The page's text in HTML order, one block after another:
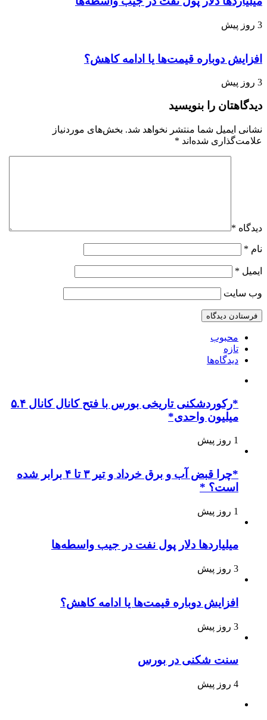
3 روز پیش
افزایش دوباره قیمت‌ها یا ادامه کاهش؟
3 روز پیش
دیدگاهتان را بنویسید
نشانی ایمیل شما منتشر نخواهد شد. بخش‌های موردنیاز
علامت‌گذاری شده‌اند *
دیدگاه *
نام *
ایمیل *
وب‌ سایت
محبوب
تازه
دیدگاه‌ها
*رکوردشکنی تاریخی بورس با فتح کانال کانال ۵.۴
میلیون واحدی*
1 روز پیش
*چرا قبض آب و برق خرداد و تیر ۳ تا ۴ برابر شده
است؟ *
1 روز پیش
میلیاردها دلار پول نفت در جیب واسطه‌ها
3 روز پیش
افزایش دوباره قیمت‌ها یا ادامه کاهش؟
3 روز پیش
سنت شکنی در بورس
4 روز پیش